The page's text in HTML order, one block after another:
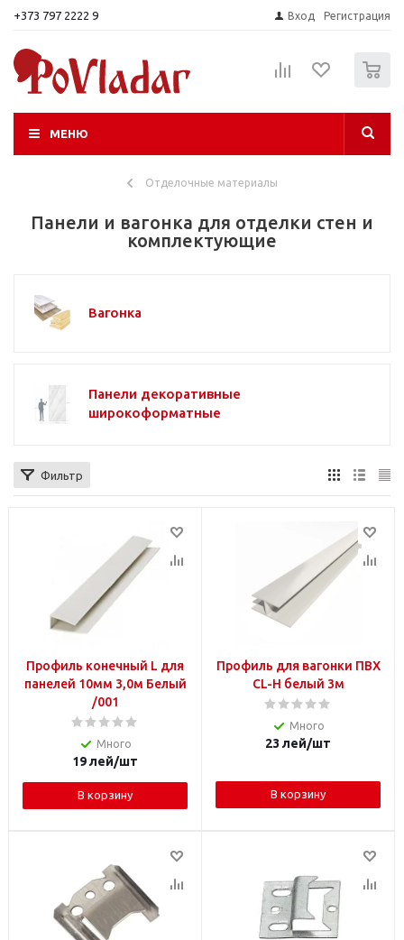
+373 797 2222 9 Вход Регистрация
МЕНЮ
Отделочные материалы
Панели и вагонка для отделки стен и
комплектующие
Вагонка
Панели декоративные
широкоформатные
Фильтр
Профиль конечный L для
панелей 10мм 3,0м Белый
/001
Много
19лей/шт
В корзину
Профиль для вагонки ПВХ
CL-H белый 3м
Много
23 лей/шт
В корзину